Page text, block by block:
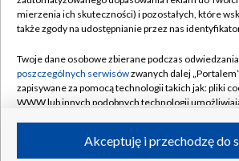
Naziemna Telewizja Cyfrowa
Rada Programowa
System NOS
Informacje o nadawcy
Program dla prasy
Pomoc
Kontakt
Kanały
mierzenia ich skuteczności) i pozostałych, które
także zgody na udostępnianie przez nas
Twoje dane osobowe zbierane podczas
poszczególnych serwisówzwanych dalej
zapisywane za pomocą technologii takich jak: pliki
WWW lub innych podobnych technologii
ruchu w Internecie.Akceptuję i przechodzę do